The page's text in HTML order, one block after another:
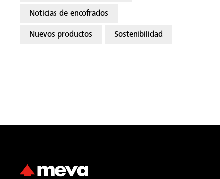
Noticias de encofrados
Nuevos productos Sostenibilidad